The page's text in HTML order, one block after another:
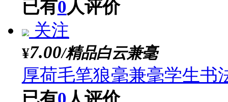
关注
¥18.00/精制白云【大中小
厚荷 大中小白云毛笔
已有0人评价